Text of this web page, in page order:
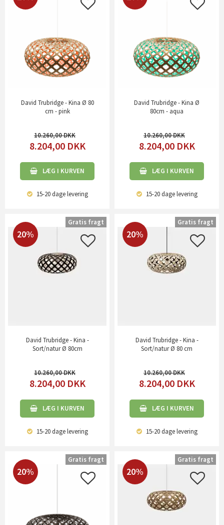
David Trubridge - Kina Ø 80
cm - pink
10.260,00
8.204,00 DKK
LÆG I KURVEN
15-20 dagelevering
David Trubridge - Kina Ø
80cm - aqua
10.260,00
8.204,00 DKK
LÆG I KURVEN
15-20 dagelevering
20%
David Trubridge - Kina -
Sort/natur Ø 80cm
10.260,00
8.204,00 DKK
LÆG I KURVEN
15-20 dagelevering
Gratis fragt
20%
David Trubridge - Kina -
Sort/natur Ø 80 cm
10.260,00
8.204,00 DKK
LÆG I KURVEN
15-20 dagelevering
Gratis fragt
20%
Gratis fragt
20%
Gratis fragt